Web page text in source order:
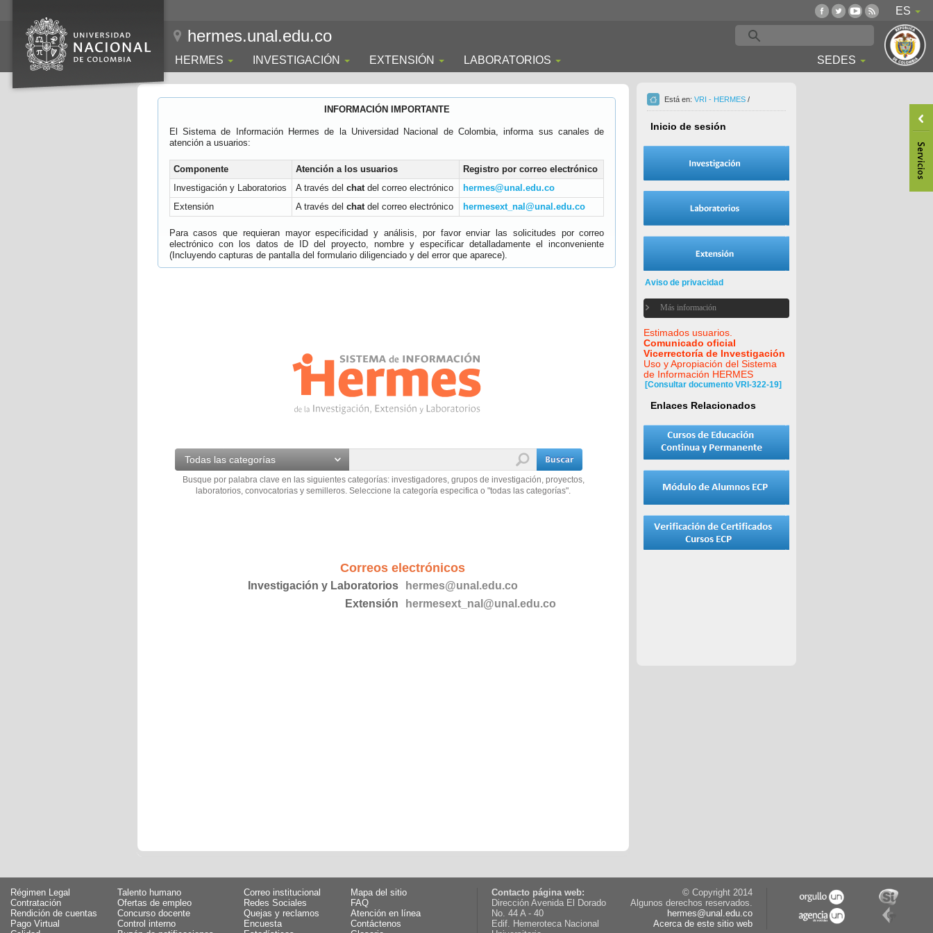
ES
hermes.unal.edu.co
HERMES INVESTIGACIÓN EXTENSIÓN LABORATORIOS SEDES
INFORMACIÓN IMPORTANTE
El Sistema de Información Hermes de la Universidad Nacional de Colombia, informa sus canales de
atención a usuarios:
Componente Atención a los usuarios
Registro por correo electrónico
Investigación y Laboratorios
A través del chatdel correo electrónico
hermes@unal.edu.co
Extensión
A través del chatdel correo electrónico hermesext_nal@unal.edu.co
Para casos que requieran mayor especificidad y análisis, por favor enviar las solicitudes por correo
electrónico con los datos de ID del proyecto, nombre y especificar detalladamente el inconveniente
(Incluyendo capturas de pantalla del formulario diligenciado y del error que aparece).
Todas las categorías
Busque por palabra clave en las siguientes categorías: investigadores, grupos de investigación, proyectos,
laboratorios, convocatorias y semilleros. Seleccione la categoría especifica o "todas las categorías".
Correos electrónicos
Investigación y Laboratorios
hermes@unal.edu.co
Extensión
hermesext_nal@unal.edu.co
Está en: VRI - HERMES /
Inicio de sesión
Aviso de privacidad
Más información
Estimados usuarios.
Comunicado oficial
Vicerrectoría de Investigación
Uso y Apropiación del Sistema
de Información HERMES
[Consultar documento VRI-322-19]
Enlaces Relacionados
Régimen Legal
Talento humano
Contratación
Ofertas de empleo
Rendición de cuentas
Concurso docente
Pago Virtual
Control interno
Correo institucional
Mapa del sitio
Redes Sociales
FAQ
Quejas y reclamos
Atención en línea
Encuesta
Contáctenos
Contacto página web:
Dirección Avenida El Dorado
No. 44 A - 40
Edif. Hemeroteca Nacional
© Copyright 2014
Algunos derechos reservados.
hermes@unal.edu.co
Acerca de este sitio web